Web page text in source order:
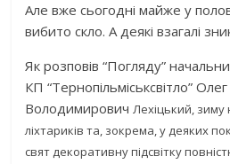
Але вже сьогодні майже у
вибито скло. А деякі взагалі
Як розповів “Погляду”
КП “Тернопільміськсвітло” Олег
ВолодимировичЛехіцький,
ліхтариків та, зокрема, у деяких
свят декоративну підсвітку